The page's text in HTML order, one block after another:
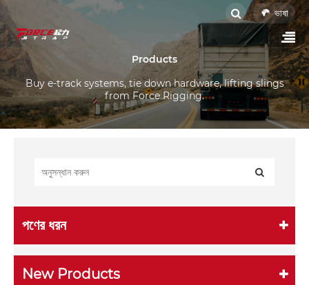
ভাষা
Products
Buy e-track systems, tie down hardware, lifting slings
from Force Rigging.
পণের ধরন
New Products